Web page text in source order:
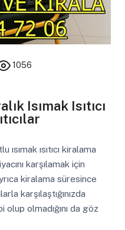
1056
Isımak Isıtıcı
ısımak ısıtıcı kiralama
karşılamak için
kiralama süresince
karşılaştığınızda
olmadığını da göz